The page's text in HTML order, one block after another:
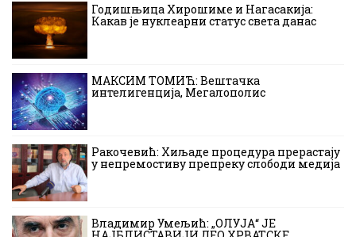
Годишњица Хирошиме и Нагасакија:
Какав је нуклеарни статус света данас
МАКСИМ ТОМИЋ: Вештачка
интелигенција, Мегалополис
Ракочевић: Хиљаде процедура прерастају
у непремостиву препреку слободи медија
Владимир Умељић: „ОЛУЈА“ ЈЕ